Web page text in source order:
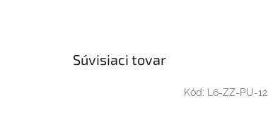
Súvisiaci tovar
Kód: L6-ZZ-PU-12